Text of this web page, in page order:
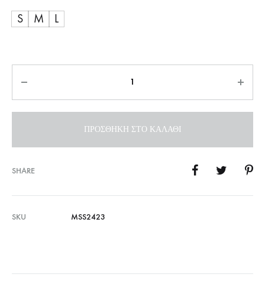
S
M L
ΠΡΟΣΘΉΚΗ ΣΤΟ ΚΑΛΆΘΙ
SHARE
SKU MSS2423